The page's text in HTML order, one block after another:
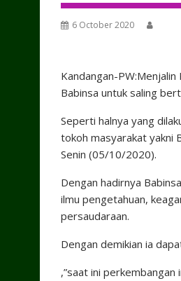
6 October 2020
Kandangan-
Babinsa untuk saling
Seperti halnya yang
tokoh masyarakat yakni
Senin (05/10/2020).
Dengan hadirnya
ilmu pengetahuan,
persaudaraan.
Dengan demikian ia
,”saat ini